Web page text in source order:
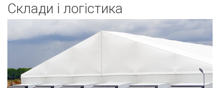
Склади і логістика